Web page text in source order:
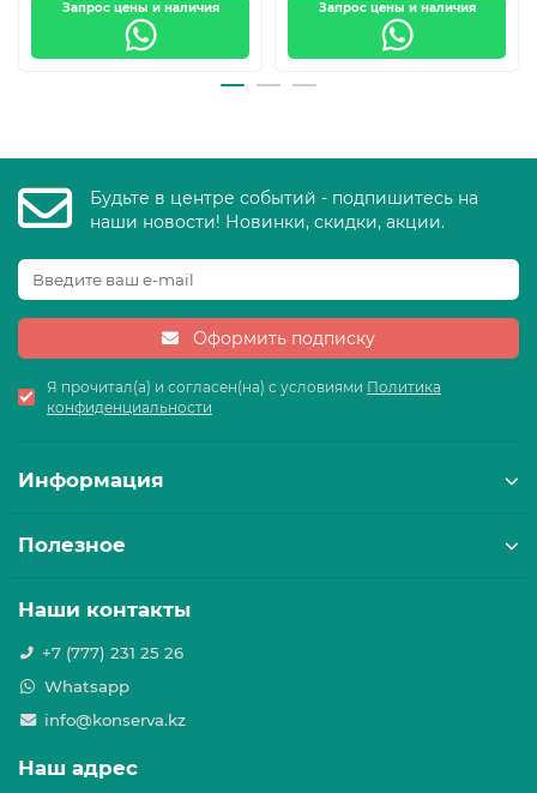
Запрос цены и наличия Запрос цены и наличия
Будьте в центре событий - подпишитесь на
наши новости! Новинки, скидки, акции.
Оформить подписку
Я прочитал(а) и согласен(на) с условиями Политика
конфиденциальности
Информация
Полезное
Наши контакты
+7 (777) 231 25 26
Whatsapp
info@konserva.kz
Наш адрес